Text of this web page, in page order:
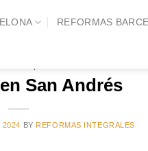
REFORMAS
San Andrés
2024 BY REFORMAS INTEGRALES